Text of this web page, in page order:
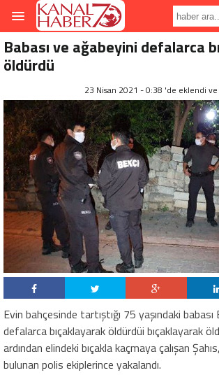
Babası ve ağabeyini defalarca
öldürdü
23 Nisan 2021 - 0:38 'de eklendi ve
Evin bahçesinde tartıştığı 75 yaşındaki
defalarca bıçaklayarak öldürdüi bıçaklayarak
ardından elindeki bıçakla kaçmaya çalışan
bulunan polis ekiplerince yakalandı.